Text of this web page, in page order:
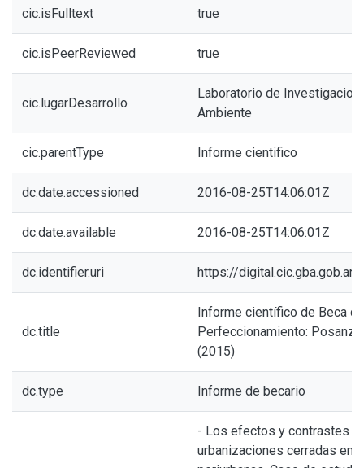
cic.isFulltext true
cic.isPeerReviewed true
cic.lugarDesarrollo
Laboratorio de
Ambiente
cic.parentType Informe cientifico
dc.date.accessioned 2016-08-25T14:06:01Z
dc.date.available 2016-08-25T14:06:01Z
dc.identifier.uri https://
dc.title
Informe científico de Beca de
Perfeccionamiento:
(2015)
dc.type Informe de becario
- Los efectos y contrastes
urbanizaciones cerradas en